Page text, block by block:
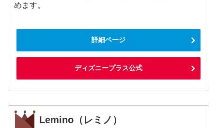
めます。
詳細ページ
ディズニープラス公式
Lemino（レミノ）